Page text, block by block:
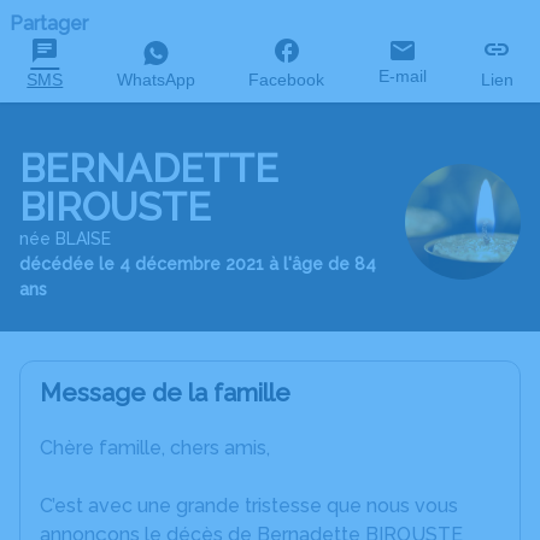
Partager
SMS WhatsApp Facebook E-mail Lien
BERNADETTE
BIROUSTE
née BLAISE
décédée le 4 décembre 2021 à l'âge de 84
ans
Message de la famille
Chère famille, chers amis,
C’est avec une grande tristesse que nous vous
annonçons le décès de Bernadette BIROUSTE